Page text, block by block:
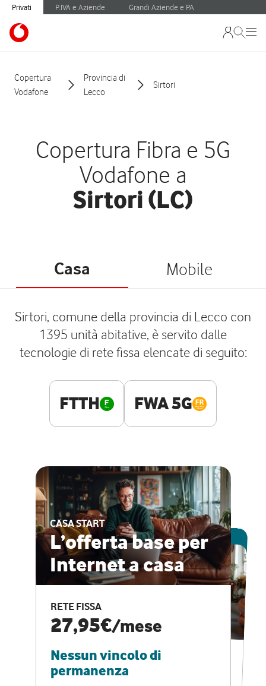
Privati P.IVA e Aziende Grandi Aziende e PA
Copertura
Vodafone
Provincia di
Lecco
Sirtori
Copertura Fibra e 5G
Vodafone a
Sirtori (LC)
Casa Mobile
Sirtori, comune della provincia di Lecco con
1395 unità abitative, è servito dalle
tecnologie di rete fissa elencate di seguito:
FTTH FWA 5G
CASA START
L’offerta base per
Internet a casa
RETE FISSA
27,95€/mese
Nessun vincolo di
permanenza
ESCLUSIVA ONLINE
CASA PRO
Internet veloce e
vantaggi speciali
RETE FISSA + VODAFONE CLUB
29,95€